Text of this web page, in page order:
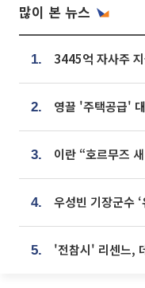
많이 본 뉴스
1.
2.
3.
4.
5.